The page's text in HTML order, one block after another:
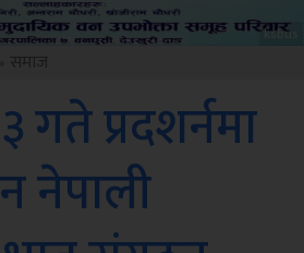
ksbus
प्रदशर्नमा
नेपाली